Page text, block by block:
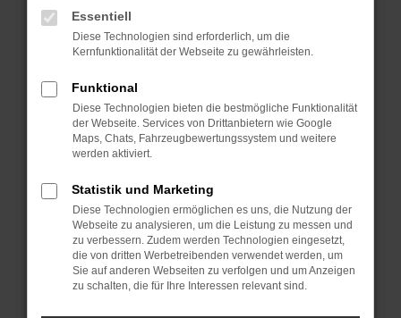
Manche Erweiterungen, wie Werbeblocker,
können das Laden bestimmter Seiten
verhindern. Funktioniert die Seite in einem
anderen Browser oder in einem privaten
Fenster?
Starte dein Gerät neu.
Das kann manchmal helfen, vorübergehende
Stelle sicher, dass dein Browser und dein
Betriebssystem auf dem neuesten Stand
sind.
Veraltete Software birgt nicht nur ein
Sicherheitsrisiko, sondern kann auch dazu
führen, dass bestimmte Funktionen nicht mehr
Essentiell
Diese Technologien sind erforderlich, um die
Kernfunktionalität der Webseite zu gewährleisten.
Funktional
Diese Technologien bieten die bestmögliche Funktionalität
der Webseite. Services von Drittanbietern wie Google
Maps, Chats, Fahrzeugbewertungssystem und weitere
werden aktiviert.
Statistik und Marketing
Diese Technologien ermöglichen es uns, die Nutzung der
Webseite zu analysieren, um die Leistung zu messen und
zu verbessern. Zudem werden Technologien eingesetzt,
die von dritten Werbetreibenden verwendet werden, um
Sie auf anderen Webseiten zu verfolgen und um Anzeigen
zu schalten, die für Ihre Interessen relevant sind.